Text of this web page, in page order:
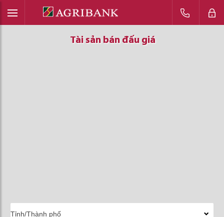
Tài sản bán đấu giá
Tài sản bán đấu giá
Tài sản bán đấu giá